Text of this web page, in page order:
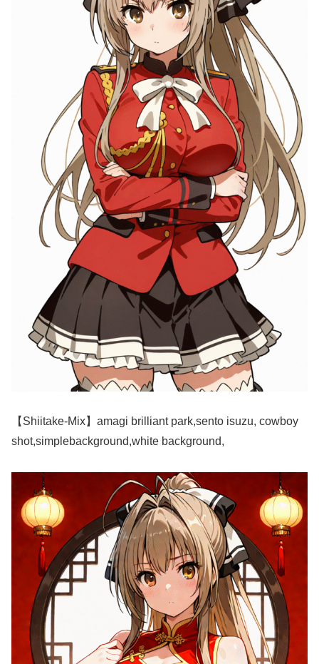
【Shiitake-Mix】amagi brilliant park,sento isuzu, cowboy
shot,simplebackground,white background,